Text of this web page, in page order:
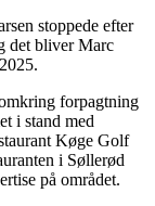
stoppede efter
det bliver Marc
forpagtning
i stand med
Køge Golf
i Søllerød
på området.